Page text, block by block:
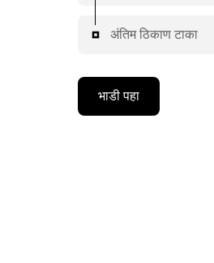
अंतिम ठिकाण टाका
भाडी पहा